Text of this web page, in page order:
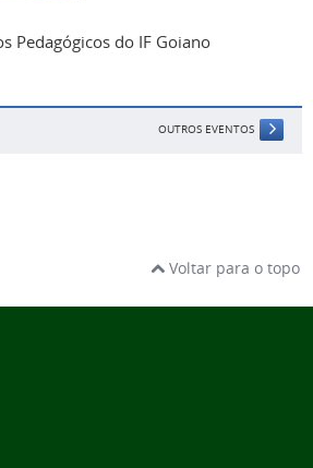
Pedagógicos do IF Goiano
OUTROS EVENTOS
Voltar para o topo